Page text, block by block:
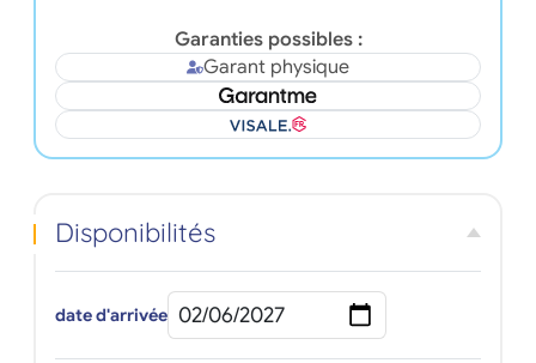
Garanties possibles :
Garant physique
Disponibilités
date d'arrivée